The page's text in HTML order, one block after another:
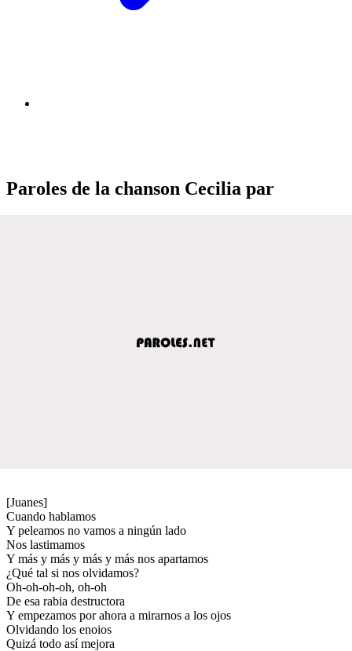
Paroles de la chanson Cecilia par
[Juanes]
Cuando hablamos
Y peleamos no vamos a ningún lado
Nos lastimamos
Y más y más y más y más nos apartamos
¿Qué tal si nos olvidamos?
Oh-oh-oh-oh, oh-oh
De esa rabia destructora
Y empezamos por ahora a mirarnos a los ojos
Olvidando los enoios
Quizá todo así mejora